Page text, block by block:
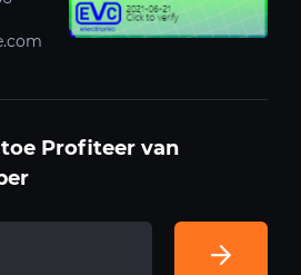
Profiteer van